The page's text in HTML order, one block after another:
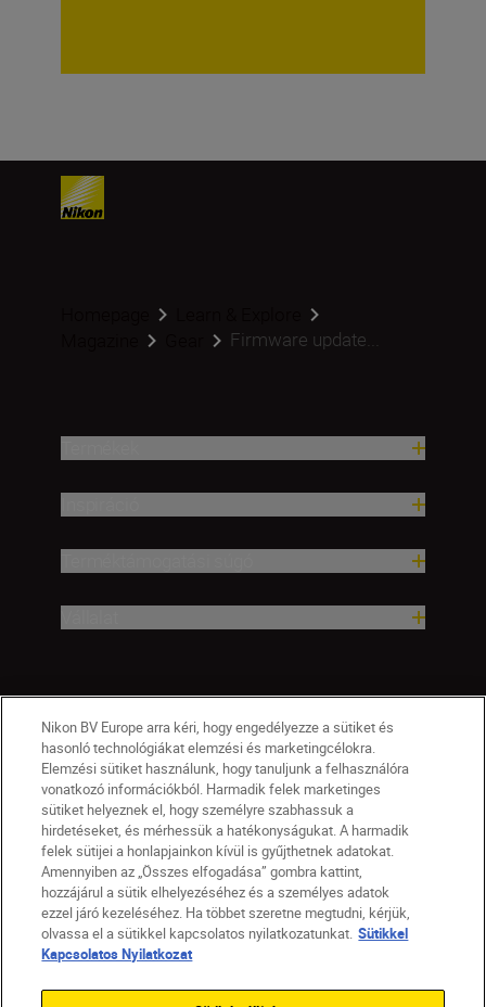
Firmware update...
HU Nikon Sites
Lépjen kapcsolatba velünk
Adatvédelmi nyilatkozat
Jogi nyilatkozat
Sütikkel kapcsolatos nyilatkozat
Nikon BV Europe arra kéri, hogy engedélyezze a sütiket és
hasonló technológiákat elemzési és marketingcélokra.
Elemzési sütiket használunk, hogy tanuljunk a felhasználóra
vonatkozó információkból. Harmadik felek marketinges
sütiket helyeznek el, hogy személyre szabhassuk a
hirdetéseket, és mérhessük a hatékonyságukat. A harmadik
felek sütijei a honlapjainkon kívül is gyűjthetnek adatokat.
Amennyiben az „Összes elfogadása” gombra kattint,
hozzájárul a sütik elhelyezéséhez és a személyes adatok
ezzel járó kezeléséhez. Ha többet szeretne megtudni, kérjük,
olvassa el a sütikkel kapcsolatos nyilatkozatunkat. Sütikkel
Kapcsolatos Nyilatkozat